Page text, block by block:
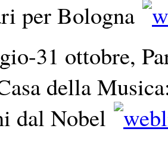
per Bologna
31 ottobre,
della
dal Nobel